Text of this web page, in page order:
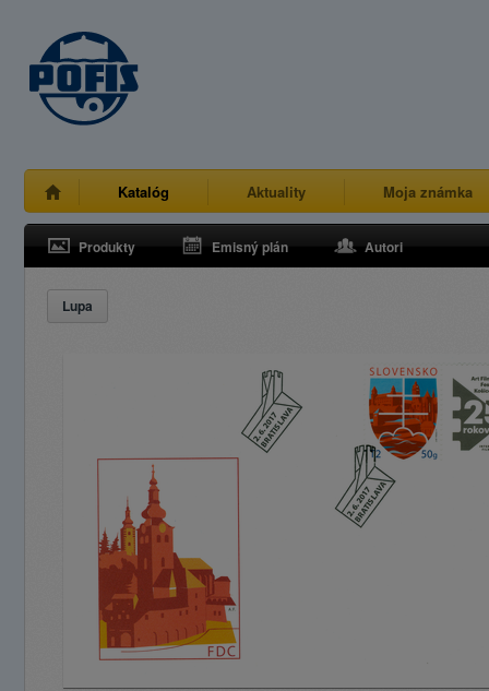
Katalóg Aktuality Moja známka
Produkty Emisný plán Autori
Lupa